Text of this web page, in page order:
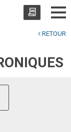
RETOUR